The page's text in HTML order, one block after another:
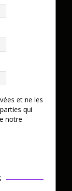
et ne les
qui
notre